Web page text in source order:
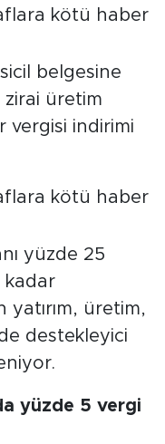
belgesine
üretim
vergisi indirimi
yüzde 25
kadar
yatırım, üretim,
destekleyici
yüzde 5 vergi